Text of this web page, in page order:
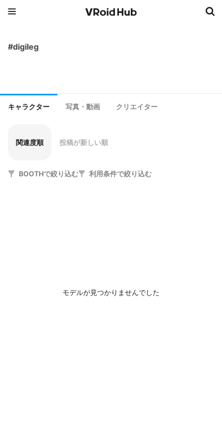
#digileg
キャラクター 写真・動画 クリエイター
関連度順 投稿が新しい順
BOOTHで絞り込む 利用条件で絞り込む
モデルが見つかりませんでした